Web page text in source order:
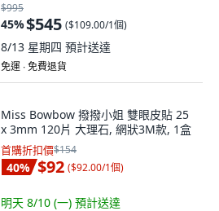
$995
45%$545 ($109.00/1個)
8/13 星期四 預計送達
免運 ∙ 免費退貨
Miss Bowbow 撥撥小姐 雙眼皮貼 25
x 3mm 120片 大理石, 網狀3M款, 1盒
首購折扣價$154
40% $92 ($92.00/1個)
明天 8/10 (一) 預計送達